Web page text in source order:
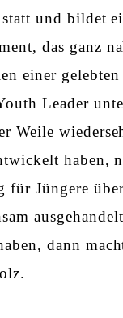
und bildet
das ganz
einer
Leader
Weile
haben,
für Jüngere
dann